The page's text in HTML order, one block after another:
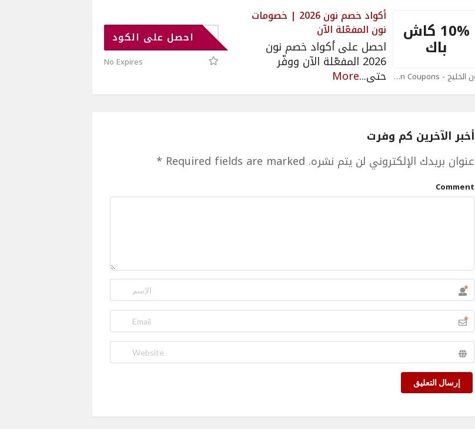
10% كاش
باك
نون الخليج - Noon Coupons
أكواد خصم نون 2026 | خصومات
نون المفعّلة الآن
احصل على أكواد خصم نون
2026 المفعّلة الآن ووفّر
حتى...
More
QT59احصل على الكود
No Expires
أخبر الآخرين كم وفرت
عنوان بريدك الإلكتروني لن يتم نشره. Required fields are marked
*
Comment
*
*
إرسال التعليق